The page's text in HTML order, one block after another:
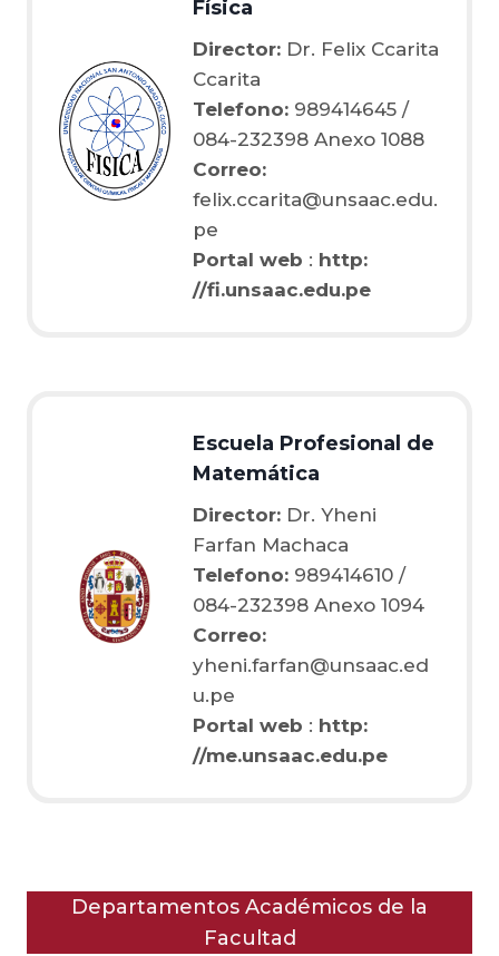
Física
Director: Dr. Felix Ccarita
Ccarita
Telefono: 989414645 /
084-232398 Anexo 1088
Correo:
felix.ccarita@unsaac.edu.
pe
Portal web : http:
//fi.unsaac.edu.pe
Escuela Profesional de
Matemática
Director: Dr. Yheni
Farfan Machaca
Telefono: 989414610 /
084-232398 Anexo 1094
Correo:
yheni.farfan@unsaac.ed
u.pe
Portal web : http:
//me.unsaac.edu.pe
Departamentos Académicos de la
Facultad